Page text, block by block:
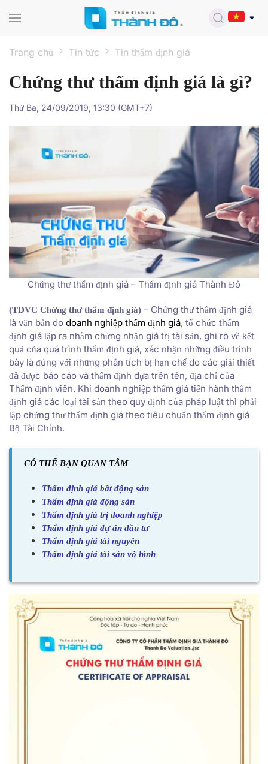
Trang chủ Tin tức Tin thẩm định giá
Chứng thư thẩm định giá là gì?
Thứ Ba, 24/09/2019, 13:30 (GMT+7)
Chứng thư thẩm định giá – Thẩm định giá Thành Đô
(TDVC Chứng thư thẩm định giá) – Chứng thư thẩm định giá
là văn bản do doanh nghiệp thẩm định giá, tổ chức thẩm
định giá lập ra nhằm chứng nhận giá trị tài sản, ghi rõ về kết
quả của quá trình thẩm định giá, xác nhận những điều trình
bày là đúng với những phân tích bị hạn chế do các giải thiết
đã được báo cáo và thẩm định dựa trên tên, địa chỉ của
Thẩm định viên. Khi doanh nghiệp thẩm giá tiến hành thẩm
định giá các loại tài sản theo quy định của pháp luật thì phải
lập chứng thư thẩm định giá theo tiêu chuẩn thẩm định giá
Bộ Tài Chính.
CÓ THỂ BẠN QUAN TÂM
Thẩm định giá bất động sản
Thẩm định giá động sản
Thẩm định giá trị doanh nghiệp
Thẩm định giá dự án đầu tư
Thẩm định giá tài nguyên
Thẩm định giá tài sản vô hình